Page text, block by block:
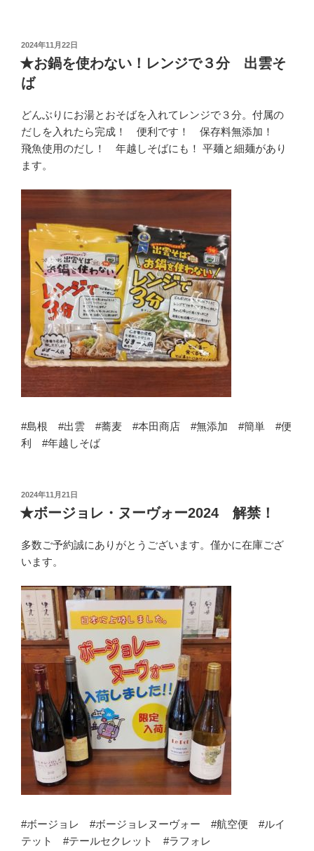
投
稿
日:
2024年11月22日
★お鍋を使わない！レンジで３分 出雲そ
ば
どんぶりにお湯とおそばを入れてレンジで３分。付属の
だしを入れたら完成！ 便利です！ 保存料無添加！
飛魚使用のだし！ 年越しそばにも！ 平麺と細麺があり
ます。
#島根 #出雲 #蕎麦 #本田商店 #無添加 #簡単 #便
利 #年越しそば
投
稿
日:
2024年11月21日
★ボージョレ・ヌーヴォー2024 解禁！
多数ご予約誠にありがとうございます。僅かに在庫ござ
います。
#ボージョレ #ボージョレヌーヴォー #航空便 #ルイ
テット #テールセクレット #ラフォレ